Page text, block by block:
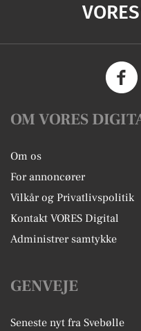
VORES
OM VORES
Om os
For annoncører
Vilkår og Privatlivspolitik
Kontakt VORES Digital
Administrer samtykke
GENVEJE
Seneste nyt fra Svebølle